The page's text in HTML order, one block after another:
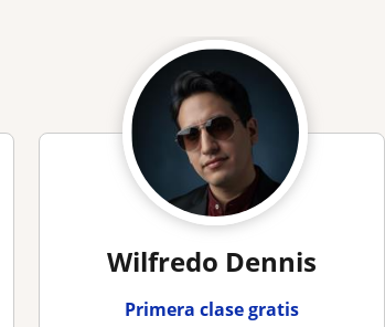
Wilfredo Dennis
Primera clase gratis